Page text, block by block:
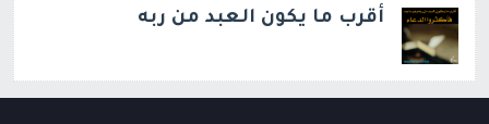
أقرب ما يكون العبد من ربه